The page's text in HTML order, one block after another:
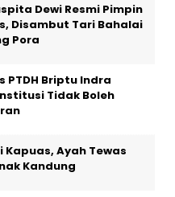
Dewi Resmi Pimpin
Disambut Tari Bahalai
Pora
PTDH Briptu Indra
Tidak Boleh
Kapuas, Ayah Tewas
Kandung